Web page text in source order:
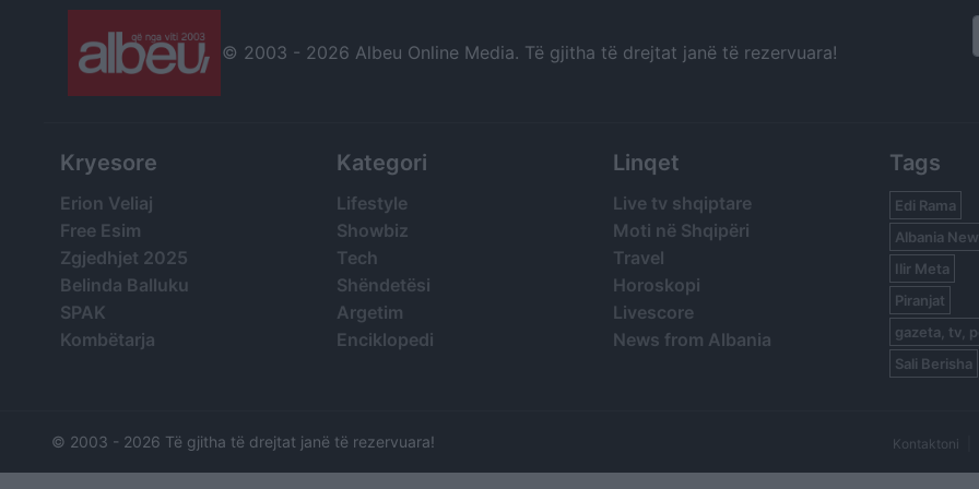
© 2003 - 2026 Albeu Online Media. Të gjitha të drejtat janë të rezervuara!
Kryesore
Erion Veliaj
Free Esim
Zgjedhjet 2025
Belinda Balluku
SPAK
Kombëtarja
Kategori
Lifestyle
Showbiz
Tech
Shëndetësi
Argetim
Enciklopedi
Linqet
Live tv shqiptare
Moti në Shqipëri
Travel
Horoskopi
Livescore
News from Albania
Tags
Edi Rama
Albania
Ilir Meta
Piranjat
gazeta, tv,
Sali Berisha
© 2003 - 2026 Të gjitha të drejtat janë të rezervuara! Kontaktoni